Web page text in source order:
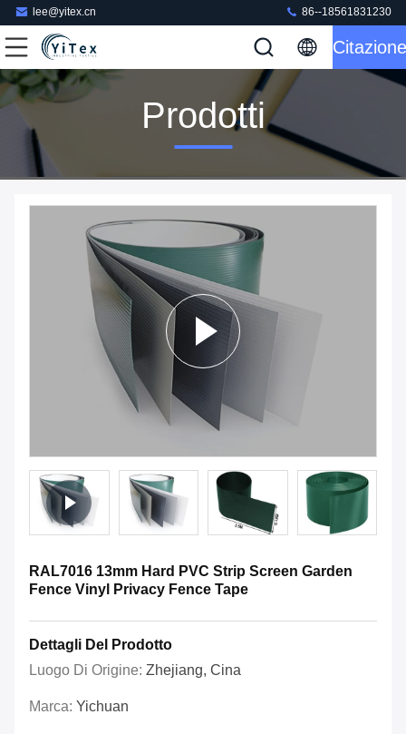
lee@yitex.cn 86--18561831230
Citazione
Prodotti
RAL7016 13mm Hard PVC Strip Screen Garden
Fence Vinyl Privacy Fence Tape
Dettagli Del Prodotto
Luogo Di Origine: Zhejiang, Cina
Marca: Yichuan